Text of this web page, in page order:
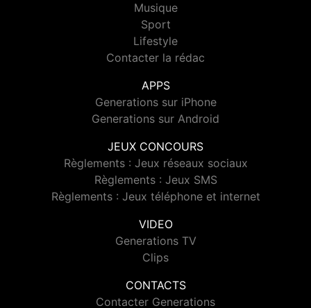
Musique
Sport
Lifestyle
Contacter la rédac
APPS
Generations sur iPhone
Generations sur Android
JEUX CONCOURS
Règlements : Jeux réseaux sociaux
Règlements : Jeux SMS
Règlements : Jeux téléphone et internet
VIDEO
Generations TV
Clips
CONTACTS
Contacter Generations